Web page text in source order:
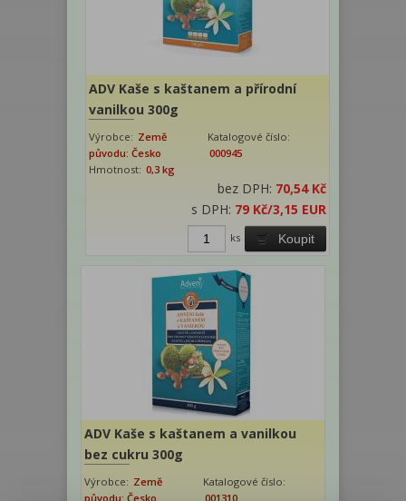
ADV Kaše s kaštanem a přírodní
vanilkou 300g
Výrobce: Země
původu: Česko
Katalogové číslo:
000945
Hmotnost: 0,3 kg
bez DPH: 70,54 Kč
s DPH: 79 Kč/3,15 EUR
Koupit
ks
ADV Kaše s kaštanem a vanilkou
bez cukru 300g
Výrobce: Země
původu: Česko
Katalogové číslo:
001310